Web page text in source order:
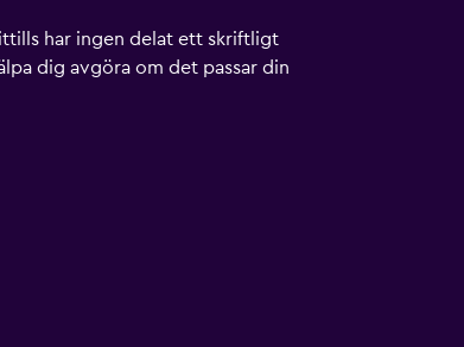
har ingen delat ett skriftligt
dig avgöra om det passar din